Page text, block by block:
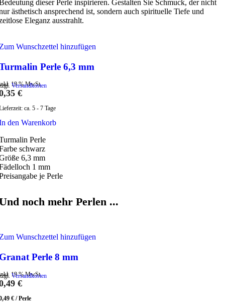
dieser Perle inspirieren. Gestalten Sie Schmuck, der nicht
ästhetisch ansprechend ist, sondern auch spirituelle Tiefe und
Eleganz ausstrahlt.
Wunschzettel hinzufügen
Perle 6,3 mm
19 % MwSt.
Versandkosten
€
ca. 5 - 7 Tage
den Warenkorb
Perle
schwarz
6,3 mm
1 mm
je Perle
noch mehr Perlen ...
Wunschzettel hinzufügen
Perle 8 mm
19 % MwSt.
Versandkosten
€
€ /Perle